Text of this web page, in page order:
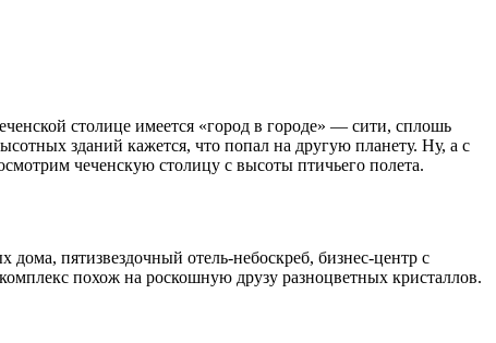
столице имеется «город в городе» — сити, сплошь
зданий кажется, что попал на другую планету. Ну, а с
чеченскую столицу с высоты птичьего полета.
пятизвездочный отель-небоскреб, бизнес-центр с
похож на роскошную друзу разноцветных кристаллов.